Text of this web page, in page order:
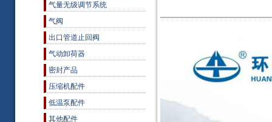
气量无级调节系统
气阀
出口管道止回阀
气动卸荷器
密封产品
压缩机配件
低温泵配件
其他配件